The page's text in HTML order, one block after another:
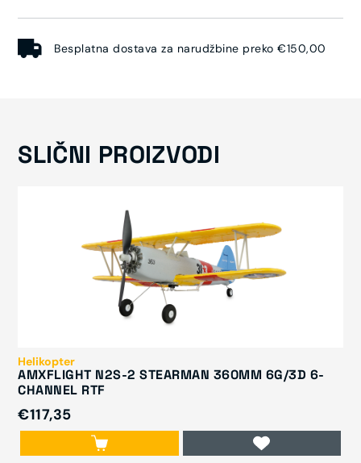
Besplatna dostava za narudžbine preko €150,00
SLIČNI PROIZVODI
Helikopter
AMXFLIGHT N2S-2 STEARMAN 360MM 6G/3D 6-
CHANNEL RTF
€117,35